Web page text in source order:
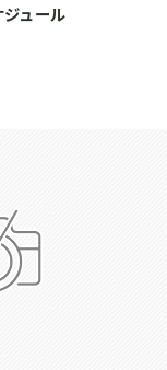
ュール